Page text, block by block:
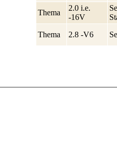
Thema
2.0 i.e.
-16V
Thema
2.8 -V6